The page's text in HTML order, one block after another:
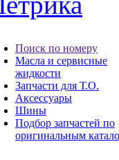
Поиск по номеру
Масла и сервисные
жидкости
Запчасти для Т.О.
Аксессуары
Шины
Подбор запчастей по
оригинальным